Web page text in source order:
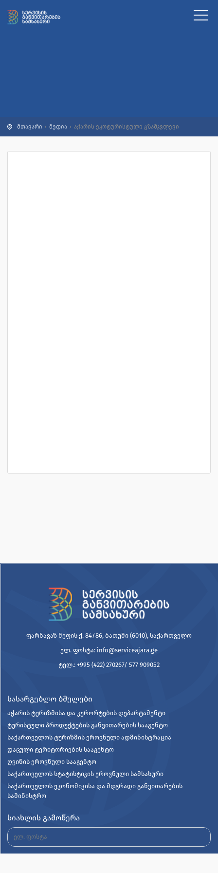
მთავარი მედია აჭარის ეკოტურისტული გზამკვლევი
ფარნავაზ მეფის ქ. 84/86, ბათუმი (6010), საქართველო
ელ. ფოსტა: info@serviceajara.ge
ტელ.: +995 (422) 270267/ 577 909052
სასარგებლო ბმულები
აჭარის ტურიზმისა და კურორტების დეპარტამენტი
ტურისტული პროდუქტების განვითარების სააგენტო
საქართველოს ტურიზმის ეროვნული ადმინისტრაცია
დაცული ტერიტორიების სააგენტო
ღვინის ეროვნული სააგენტო
საქართველოს სტატისტიკის ეროვნული სამსახური
საქართველოს ეკონომიკისა და მდგრადი განვითარების
სამინისტრო
სიახლის გამოწერა